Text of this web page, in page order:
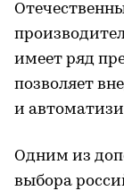
имеет ряд
позволяет
и
Одним из
выбора